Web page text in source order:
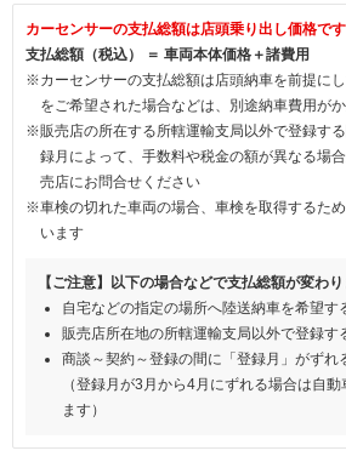
カーセンサーの支払総額は店頭乗り出し価格です
支払総額（税込） ＝ 車両本体価格＋諸費用
※カーセンサーの支払総額は店頭納車を前提に
をご希望された場合などは、別途納車費用が
※販売店の所在する所轄運輸支局以外で登録す
録月によって、手数料や税金の額が異なる場
売店にお問合せください
※車検の切れた車両の場合、車検を取得するた
います
【ご注意】以下の場合などで支払総額が変わ
自宅などの指定の場所へ陸送納車を希望す
販売店所在地の所轄運輸支局以外で登録す
商談～契約～登録の間に「登録月」がずれ
（登録月が3月から4月にずれる場合は自
ます）